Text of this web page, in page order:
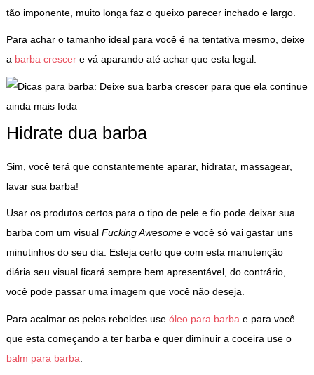
tão imponente, muito longa faz o queixo parecer inchado e largo.
Para achar o tamanho ideal para você é na tentativa mesmo, deixe
a barba crescere vá aparando até achar que esta legal.
Hidrate dua barba
Sim, você terá que constantemente aparar, hidratar, massagear,
lavar sua barba!
Usar os produtos certos para o tipo de pele e fio pode deixar sua
barba com um visual Fucking Awesomee você só vai gastar uns
minutinhos do seu dia. Esteja certo que com esta manutenção
diária seu visual ficará sempre bem apresentável, do contrário,
você pode passar uma imagem que você não deseja.
Para acalmar os pelos rebeldes use óleo para barba e para você
que esta começando a ter barba e quer diminuir a coceira use o
balm para barba